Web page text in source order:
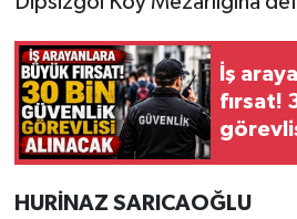
İş
fırsat!
HURİNAZ SARICAOĞLU